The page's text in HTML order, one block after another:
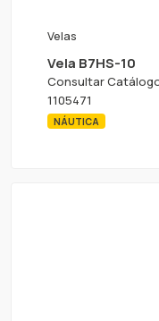
Velas
Vela B7HS-10
Consultar
1105471
NÁUTICA